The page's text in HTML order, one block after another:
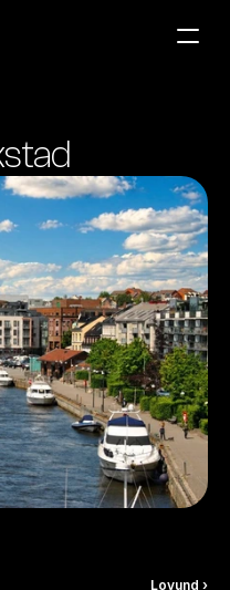
Lovund ›